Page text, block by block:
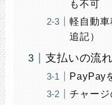
も不可
軽自動
追記）
支払いの流れ
PayPay
チャージ